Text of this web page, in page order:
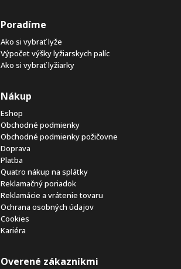
Poradíme
Ako si vybrať lyže
Výpočet výšky lyžiarskych palíc
Ako si vybrať lyžiarky
Nákup
Eshop
Obchodné podmienky
Obchodné podmienky požičovne
Doprava
Platba
Quatro nákup na splátky
Reklamačný poriadok
Reklamácie a vrátenie tovaru
Ochrana osobných údajov
Cookies
Kariéra
Overené zákazníkmi